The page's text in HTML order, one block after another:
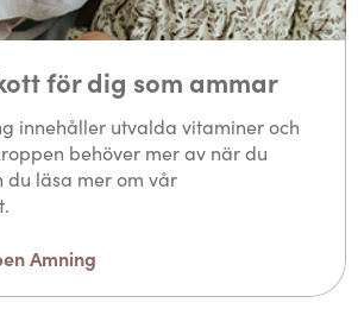
för dig som ammar
innehåller utvalda vitaminer och
behöver mer av när du
du läsa mer om vår
Amning